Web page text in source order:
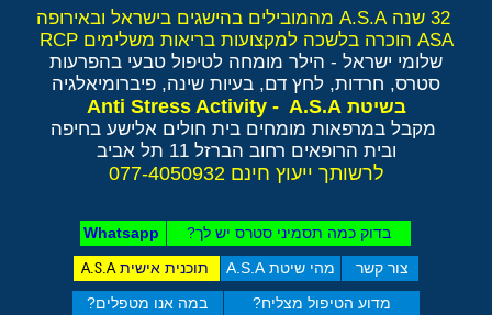
צור קשר מהי שיטת A.S.A תוכנית אישיתA.S.A
מדוע הטיפול מצליח? במה אנו מטפלים?
בדוק כמה תסמיני סט​רס יש לך? Whatsapp
32 שנה A.S.A מהמובילים בהישגים בישראל ובאירופה
ASA הוכרה בלשכה למקצועות בריאות משלימים RCP
שלומי ישראל - הילר מומחה לטיפול טבעי בהפרעות
סטרס, חרדות, לחץ דם, בעיות שינה, פיברומיאלגיה
בשיטת Anti Stress Activity - A.S.A
מקבל במרפאות מומחים בית חולים אלישע בחיפה
ובית הרופאים רחוב הברזל 11 תל אביב
לרשותך ייעוץ חינם 077-4050932